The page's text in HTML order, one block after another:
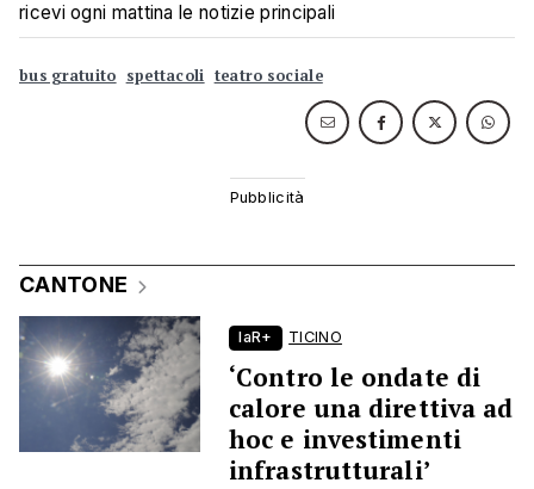
ricevi ogni mattina le notizie principali
bus gratuito spettacoli teatro sociale
CANTONE
laR+ TICINO
‘Contro le ondate di
calore una direttiva ad
hoc e investimenti
infrastrutturali’